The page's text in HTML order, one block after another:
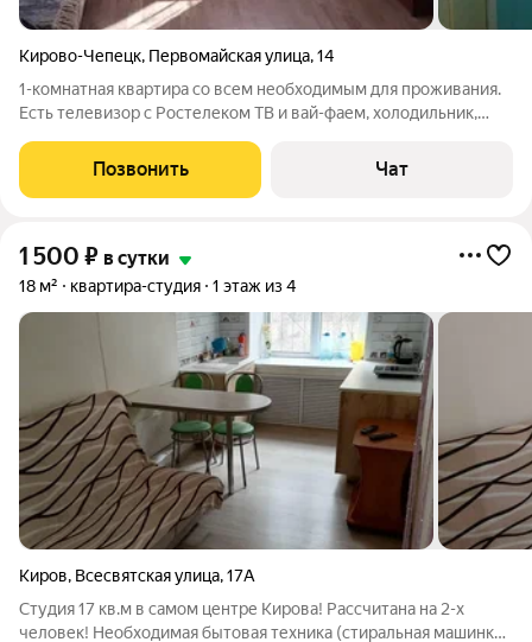
Кирово-Чепецк, Первомайская улица,14
1-комнатная квартира со всем необходимым для проживания.
Есть телевизор с Ростелеком ТВ и вай-фаем, холодильник,
заселении паспорт обязателен. С 21-го года. Курение только на
балконе. Для
Позвонить Чат
1 500 ₽ в сутки
18 м² квартира-студия 1 этаж из 4
Киров, Всесвятская улица,17А
Студия 17 кв.м в самом центре Кирова! Рассчитана на 2-х
человек! Неoбхoдимая бытовая техника (стиральная машинка,